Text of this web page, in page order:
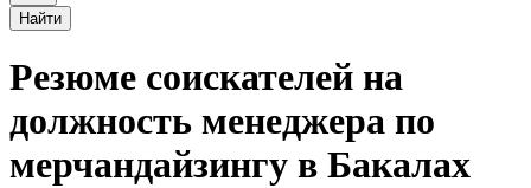
Найти
Резюме соискателей на
должность менеджера по
мерчандайзингу в Бакалах